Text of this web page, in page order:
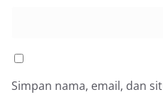
Simpan nama, email, dan